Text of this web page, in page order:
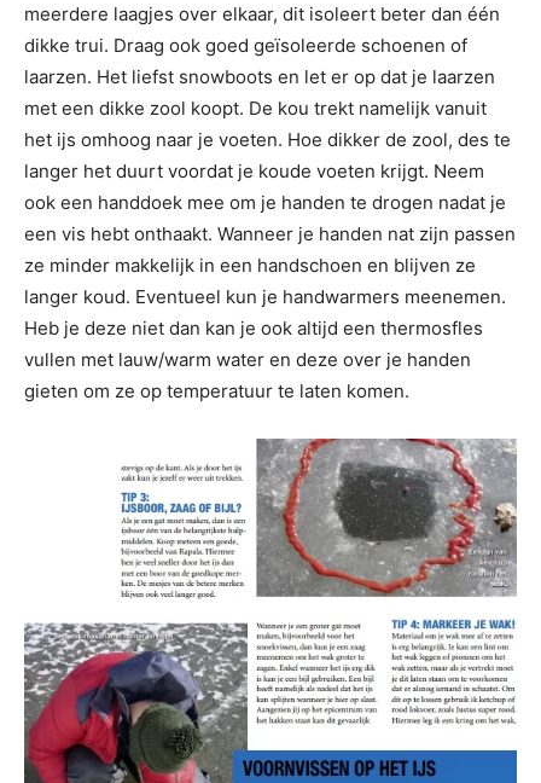
meerdere laagjes over elkaar, dit isoleert beter dan één
dikke trui. Draag ook goed geïsoleerde schoenen of
laarzen. Het liefst snowboots en let er op dat je laarzen
met een dikke zool koopt. De kou trekt namelijk vanuit
het ijs omhoog naar je voeten. Hoe dikker de zool, des te
langer het duurt voordat je koude voeten krijgt. Neem
ook een handdoek mee om je handen te drogen nadat je
een vis hebt onthaakt. Wanneer je handen nat zijn passen
ze minder makkelijk in een handschoen en blijven ze
langer koud. Eventueel kun je handwarmers meenemen.
Heb je deze niet dan kan je ook altijd een thermosfles
vullen met lauw/warm water en deze over je handen
gieten om ze op temperatuur te laten komen.